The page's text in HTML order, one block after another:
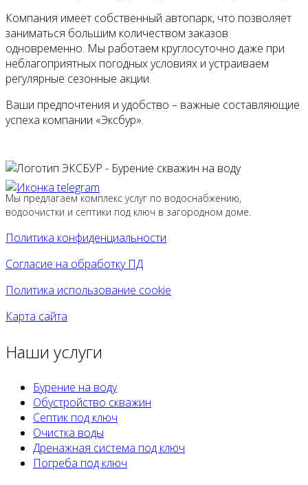
Компания имеет собственный автопарк, что позволяет
заниматься большим количеством заказов
одновременно. Мы работаем круглосуточно даже при
неблагоприятных погодных условиях и устраиваем
регулярные сезонные акции.
Ваши предпочтения и удобство – важные составляющие
успеха компании «Эксбур».
Мы предлагаем комплекс услуг по водоснабжению,
водоочистки и септики под ключ в загородном доме.
Политика конфиденциальности
Согласие на обработку ПД
Политика использование cookie
Карта сайта
Наши услуги
Бурение на воду
Обустройство скважин
Септик под ключ
Очистка воды
Дренажная система под ключ
Погреба под ключ